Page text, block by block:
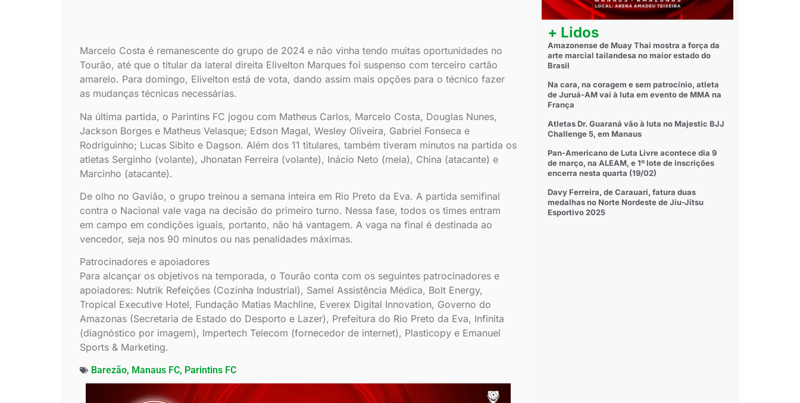
Marcelo Costa é remanescente do grupo de 2024 e não vinha tendo muitas oportunidades no
Tourão, até que o titular da lateral direita Elivelton Marques foi suspenso com terceiro cartão
amarelo. Para domingo, Elivelton está de vota, dando assim mais opções para o técnico fazer
as mudanças técnicas necessárias.
Na última partida, o Parintins FC jogou com Matheus Carlos, Marcelo Costa, Douglas Nunes,
Jackson Borges e Matheus Velasque; Edson Magal, Wesley Oliveira, Gabriel Fonseca e
Rodriguinho; Lucas Sibito e Dagson. Além dos 11 titulares, também tiveram minutos na partida os
atletas Serginho (volante), Jhonatan Ferreira (volante), Inácio Neto (meia), China (atacante) e
Marcinho (atacante).
De olho no Gavião, o grupo treinou a semana inteira em Rio Preto da Eva. A partida semifinal
contra o Nacional vale vaga na decisão do primeiro turno. Nessa fase, todos os times entram
em campo em condições iguais, portanto, não há vantagem. A vaga na final é destinada ao
vencedor, seja nos 90 minutos ou nas penalidades máximas.
Patrocinadores e apoiadores
Para alcançar os objetivos na temporada, o Tourão conta com os seguintes patrocinadores e
apoiadores: Nutrik Refeições (Cozinha Industrial), Samel Assistência Médica, Bolt Energy,
Tropical Executive Hotel, Fundação Matias Machline, Everex Digital Innovation, Governo do
Amazonas (Secretaria de Estado do Desporto e Lazer), Prefeitura do Rio Preto da Eva, Infinita
(diagnóstico por imagem), Impertech Telecom (fornecedor de internet), Plasticopy e Emanuel
Sports & Marketing.
Barezão, Manaus FC, Parintins FC
+ Lidos
Amazonense de Muay Thai mostra a força da
arte marcial tailandesa no maior estado do
Brasil
Na cara, na coragem e sem patrocínio, atleta
de Juruá-AM vai à luta em evento de MMA na
França
Atletas Dr. Guaraná vão à luta no Majestic BJJ
Challenge 5, em Manaus
Pan-Americano de Luta Livre acontece dia 9
de março, na ALEAM, e 1º lote de inscrições
encerra nesta quarta (19/02)
Davy Ferreira, de Carauari, fatura duas
medalhas no Norte Nordeste de Jiu-Jítsu
Esportivo 2025